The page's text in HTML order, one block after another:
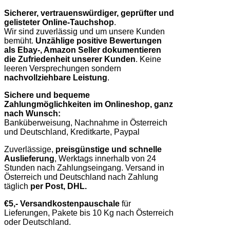
Sicherer, vertrauenswürdiger, geprüfter und
gelisteter Online-Tauchshop.
Wir sind zuverlässig und um unsere Kunden
bemüht. Unzählige positive Bewertungen
als Ebay-, Amazon Seller dokumentieren
die Zufriedenheit unserer Kunden. Keine
leeren Versprechungen sondern
nachvollziehbare Leistung.
Sichere und bequeme
Zahlungmöglichkeiten im Onlineshop, ganz
nach Wunsch:
Banküberweisung, Nachnahme in Österreich
und Deutschland, Kreditkarte, Paypal
Zuverlässige, preisgünstige und schnelle
Auslieferung, Werktags innerhalb von 24
Stunden nach Zahlungseingang. Versand in
Österreich und Deutschland nach Zahlung
täglich per Post, DHL.
€5,- Versandkostenpauschale für
Lieferungen, Pakete bis 10 Kg nach Österreich
oder Deutschland.